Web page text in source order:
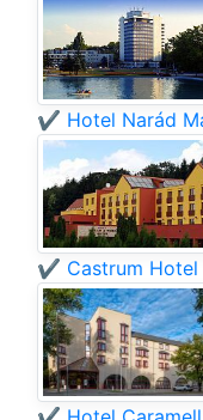
✔️ Hotel Narád
✔️ Castrum Hotel